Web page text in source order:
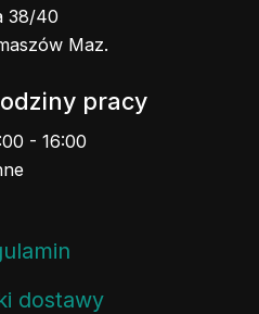
38/40
Maz.
pracy
- 16:00
dostawy